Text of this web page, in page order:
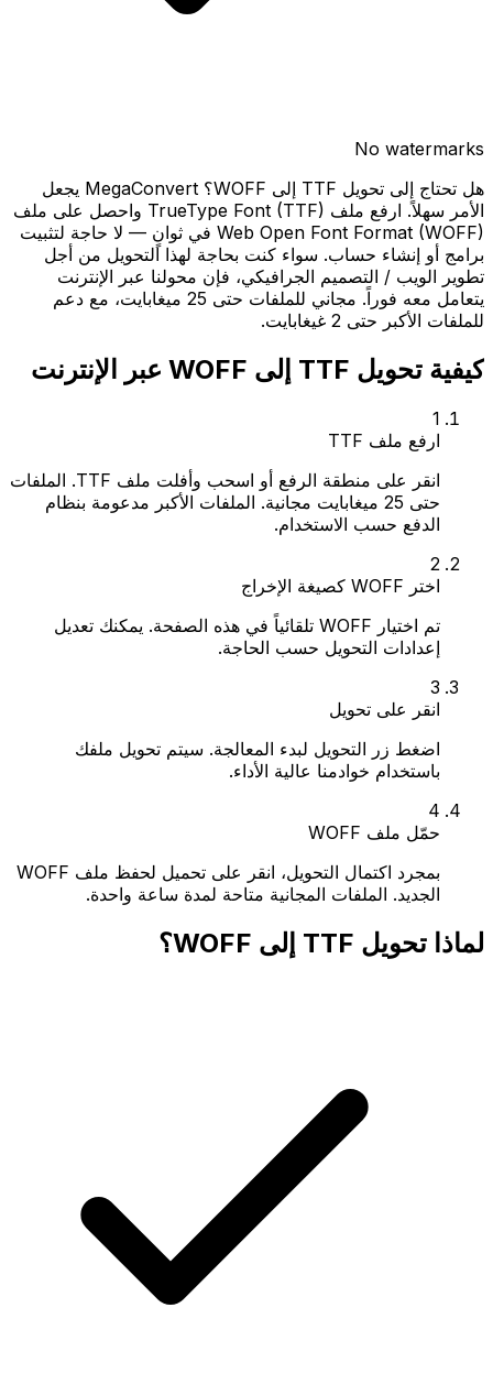
No watermarks
هل تحتاج إلى تحويل TTF إلى WOFF؟ MegaConvert يجعل
الأمر سهلاً. ارفع ملف TrueType Font (TTF) واحصل على ملف
Web Open Font Format (WOFF) في ثوانٍ — لا حاجة لتثبيت
برامج أو إنشاء حساب. سواء كنت بحاجة لهذا التحويل من أجل
تطوير الويب / التصميم الجرافيكي، فإن محولنا عبر الإنترنت
يتعامل معه فوراً. مجاني للملفات حتى 25 ميغابايت، مع دعم
للملفات الأكبر حتى 2 غيغابايت.
كيفية تحويل TTF إلى WOFF عبر الإنترنت
1
ارفع ملف TTF
انقر على منطقة الرفع أو اسحب وأفلت ملف TTF. الملفات
حتى 25 ميغابايت مجانية. الملفات الأكبر مدعومة بنظام
الدفع حسب الاستخدام.
2
اختر WOFF كصيغة الإخراج
تم اختيار WOFF تلقائياً في هذه الصفحة. يمكنك تعديل
إعدادات التحويل حسب الحاجة.
3
انقر على تحويل
اضغط زر التحويل لبدء المعالجة. سيتم تحويل ملفك
باستخدام خوادمنا عالية الأداء.
4
حمّل ملف WOFF
بمجرد اكتمال التحويل، انقر على تحميل لحفظ ملف WOFF
الجديد. الملفات المجانية متاحة لمدة ساعة واحدة.
لماذا تحويل TTF إلى WOFF؟